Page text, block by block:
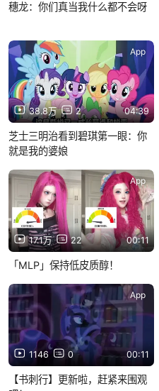
穗龙：你们真当我什么都不会呀
38.8万 2 04:39
App
芝士三明治看到碧琪第一眼：你
就是我的婆娘
17.1万 22 00:11
App
「MLP」保持低皮质醇！
1146 0 00:11
App
【书刺行】更新啦，赶紧来围观